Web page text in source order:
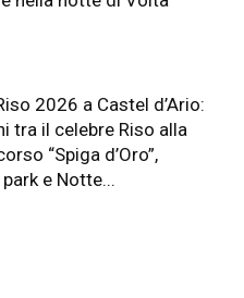
2026 a Castel d’Ario:
tra il celebre Riso alla
“Spiga d’Oro”,
e Notte...